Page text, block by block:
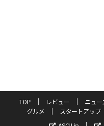
TOP レビュー ニュー
グルメ
スタートアップ